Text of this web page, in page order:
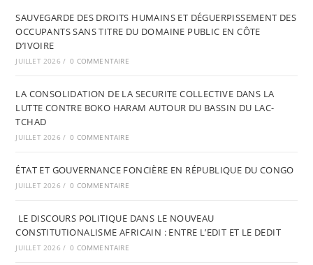
SAUVEGARDE DES DROITS HUMAINS ET DÉGUERPISSEMENT DES
OCCUPANTS SANS TITRE DU DOMAINE PUBLIC EN CÔTE
D’IVOIRE
JUILLET 2026 / 0 COMMENTAIRE
LA CONSOLIDATION DE LA SECURITE COLLECTIVE DANS LA
LUTTE CONTRE BOKO HARAM AUTOUR DU BASSIN DU LAC-
TCHAD
JUILLET 2026 / 0 COMMENTAIRE
ÉTAT ET GOUVERNANCE FONCIÈRE EN RÉPUBLIQUE DU CONGO
JUILLET 2026 / 0 COMMENTAIRE
LE DISCOURS POLITIQUE DANS LE NOUVEAU
CONSTITUTIONALISME AFRICAIN : ENTRE L’EDIT ET LE DEDIT
JUILLET 2026 / 0 COMMENTAIRE